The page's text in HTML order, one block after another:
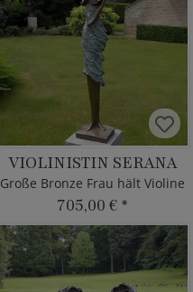
VIOLINISTIN SERANA
Große Bronze Frau hält Violine
705,00 € *